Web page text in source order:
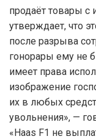
продаёт товары
утверждает, что
после разрыва
гонорары ему не
имеет права
изображение
их в любых
увольнения», —
«Haas F1 не